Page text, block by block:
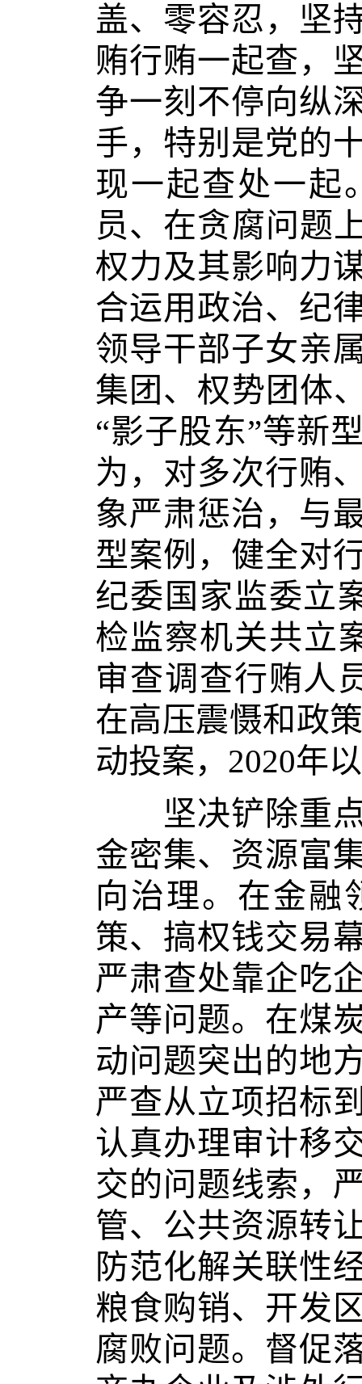
盖、零容忍，坚
贿行贿一起查，
争一刻不停向纵
手，特别是党的
现一起查处一起
员、在贪腐问题
权力及其影响力
合运用政治、纪
领导干部子女亲
集团、权势团体
“影子股东”等新
为，对多次行贿
象严肃惩治，与
型案例，健全对
纪委国家监委立
检监察机关共立
审查调查行贿人
在高压震慑和政
动投案，2020年
坚决铲除重点
金密集、资源富
向治理。在金融
策、搞权钱交易
严肃查处靠企吃
产等问题。在煤
动问题突出的地
严查从立项招标
认真办理审计移
交的问题线索，
管、公共资源转
防范化解关联性
粮食购销、开发
腐败问题。督促